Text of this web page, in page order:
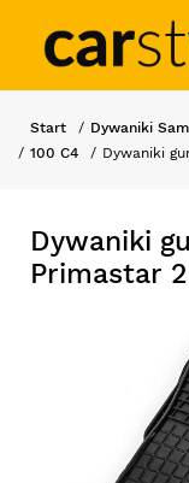
Start Dywaniki
100 C4
Dywaniki
Dywaniki
Primastar